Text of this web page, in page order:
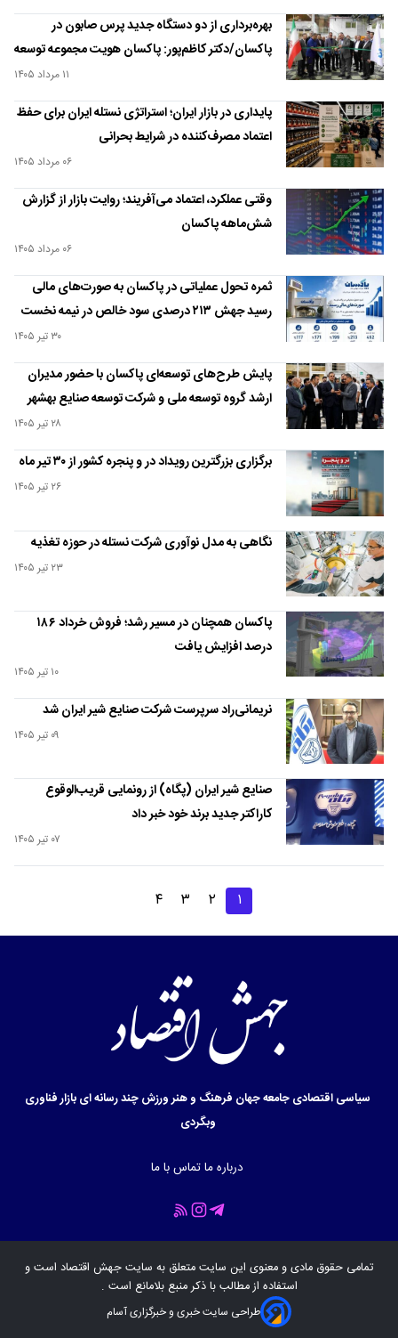
بهره‌برداری از دو دستگاه جدید پرس صابون در
پاکسان/دکتر کاظم‌پور: پاکسان هویت مجموعه توسعه
۱۱ مرداد ۱۴۰۵
پایداری در بازار ایران؛ استراتژی نستله ایران برای حفظ
اعتماد مصرف‌کننده در شرایط بحرانی
۰۶ مرداد ۱۴۰۵
وقتی عملکرد، اعتماد می‌آفریند؛ روایت بازار از گزارش
شش‌ماهه پاکسان
۰۶ مرداد ۱۴۰۵
ثمره تحول عملیاتی در پاکسان به صورت‌های مالی
رسید جهش ۲۱۳ درصدی سود خالص در نیمه نخست
۳۰ تیر ۱۴۰۵
پایش طرح‌های توسعه‌ای پاکسان با حضور مدیران
ارشد گروه توسعه ملی و شرکت توسعه صنایع بهشهر
۲۸ تیر ۱۴۰۵
برگزاری بزرگترین رویداد در و پنجره کشور از ۳۰ تیر ماه
۲۶ تیر ۱۴۰۵
نگاهی به مدل نوآوری شرکت نستله در حوزه تغذیه
۲۳ تیر ۱۴۰۵
پاکسان همچنان در مسیر رشد؛ فروش خرداد ۱۸۶
درصد افزایش یافت
۱۰ تیر ۱۴۰۵
نریمانی‌راد سرپرست شرکت صنایع شیر ایران شد
۰۹ تیر ۱۴۰۵
صنایع شیر ایران (پگاه) از رونمایی قریب‌الوقوع
کاراکتر جدید برند خود خبر داد
۰۷ تیر ۱۴۰۵
۱ ۲ ۳ ۴
سیاسیاقتصادیجامعهجهان فرهنگ و هنرورزشچند رسانه ایبازارفناوری
وبگردی
درباره ماتماس با ما
تمامی حقوق مادی و معنوی این سایت متعلق به سایتجهش اقتصاد است و
استفاده از مطالب با ذکر منبع بلامانع است .
طراحی سایت خبری و خبرگزاری آسام